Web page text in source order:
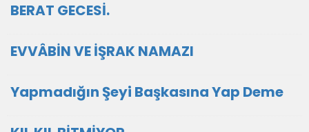
BERAT GECESİ.
EVVÂBİN VE İŞRAK NAMAZI
Yapmadığın Şeyi Başkasına Yap Deme